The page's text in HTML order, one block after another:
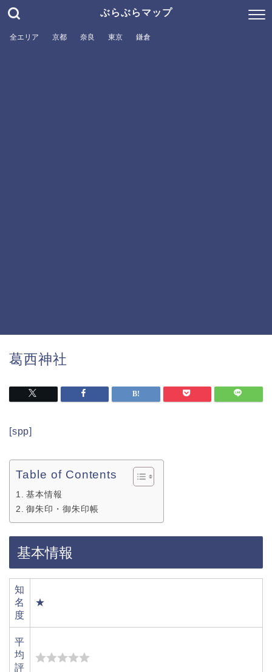
ぶらぶらマップ
全エリア 京都 奈良 東京 鎌倉
葛西神社
[spp]
Table of Contents
基本情報
御朱印・御朱印帳
基本情報
知
名
度
★
平
均
評